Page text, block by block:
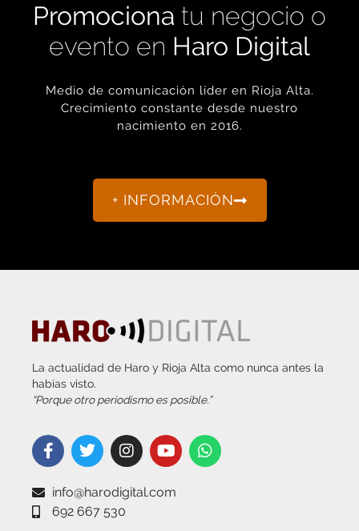
Promociona tu negocio o
evento en Haro Digital
Medio de comunicación líder en Rioja Alta.
Crecimiento constante desde nuestro
nacimiento en 2016.
+ INFORMACIÓN
La actualidad de Haro y Rioja Alta como nunca antes la
habías visto.
“Porque otro periodismo es posible.”
info@harodigital.com
692 667 530